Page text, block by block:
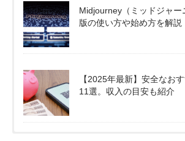
Midjourney（ミッドジャー
版の使い方や始め方を解説
【2025年最新】安全なお
11選。収入の目安も紹介